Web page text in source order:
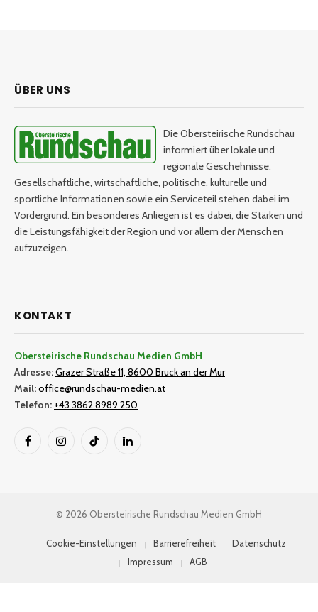
ÜBER UNS
Die Obersteirische Rundschau
informiert über lokale und
regionale Geschehnisse.
Gesellschaftliche, wirtschaftliche, politische, kulturelle und
sportliche Informationen sowie ein Serviceteil stehen dabei im
Vordergrund. Ein besonderes Anliegen ist es dabei, die Stärken und
die Leistungsfähigkeit der Region und vor allem der Menschen
aufzuzeigen.
KONTAKT
Obersteirische Rundschau Medien GmbH
Adresse:Grazer Straße 11, 8600 Bruck an der Mur
Mail:office@rundschau-medien.at
Telefon: +43 3862 8989 250
FacebookInstagramTikTok LinkedIn
© 2026 Obersteirische Rundschau Medien GmbH
Cookie-Einstellungen Barrierefreiheit
Datenschutz
Impressum
AGB